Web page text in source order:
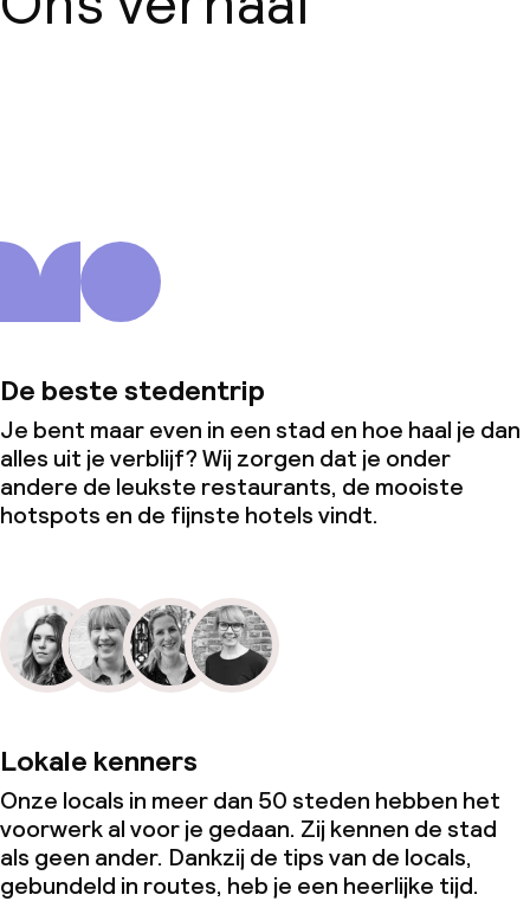
De beste stedentrip
Je bent maar even in een stad en hoe haal je dan
alles uit je verblijf? Wij zorgen dat je onder
andere de leukste restaurants, de mooiste
hotspots en de fijnste hotels vindt.
Lokale kenners
Onze locals in meer dan 50 steden hebben het
voorwerk al voor je gedaan. Zij kennen de stad
als geen ander. Dankzij de tips van de locals,
gebundeld in routes, heb je een heerlijke tijd.